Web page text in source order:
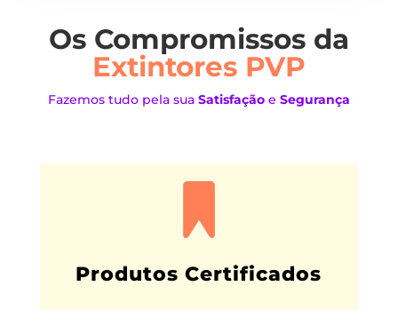
Os Compromissos da
Extintores PVP
Fazemos tudo pela sua Satisfaçãoe Segurança
Produtos Certificados